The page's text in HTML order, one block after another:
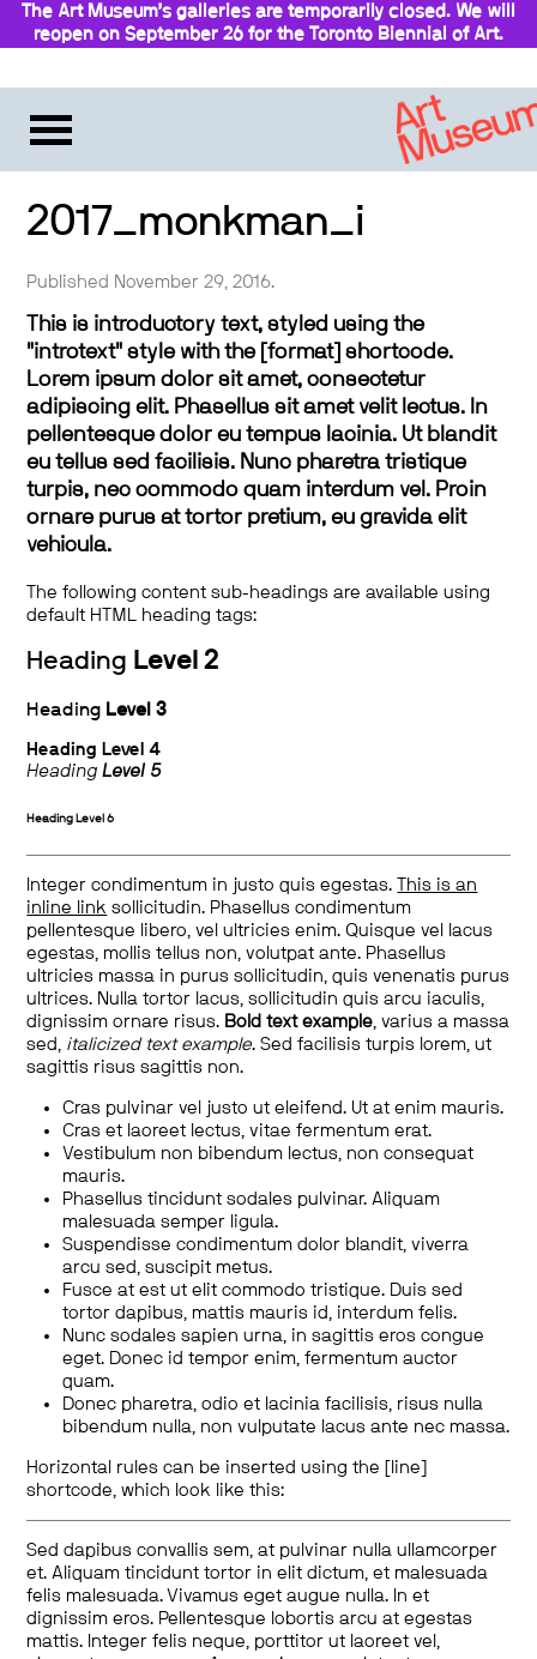
The Art Museum’s galleries are temporarily closed. We will
reopen on September 26 for the Toronto Biennial of Art.
2017_monkman_i
Published November 29, 2016.
This is introductory text, styled using the
"introtext" style with the [format] shortcode.
Lorem ipsum dolor sit amet, consectetur
adipiscing elit. Phasellus sit amet velit lectus. In
pellentesque dolor eu tempus lacinia. Ut blandit
eu tellus sed facilisis. Nunc pharetra tristique
turpis, nec commodo quam interdum vel. Proin
ornare purus at tortor pretium, eu gravida elit
vehicula.
The following content sub-headings are available using
default HTML heading tags:
Heading Level 2
Heading Level 3
Heading Level 4
HeadingLevel 5
Heading Level 6
Integer condimentum in justo quis egestas.
This is an
inline link sollicitudin. Phasellus condimentum
pellentesque libero, vel ultricies enim. Quisque vel lacus
egestas, mollis tellus non, volutpat ante. Phasellus
ultricies massa in purus sollicitudin, quis venenatis purus
ultrices. Nulla tortor lacus, sollicitudin quis arcu iaculis,
dignissim ornare risus. Bold text example, varius a massa
sed, italicized text example. Sed facilisis turpis lorem, ut
sagittis risus sagittis non.
Cras pulvinar vel justo ut eleifend. Ut at enim mauris.
Cras et laoreet lectus, vitae fermentum erat.
Vestibulum non bibendum lectus, non consequat
mauris.
Phasellus tincidunt sodales pulvinar. Aliquam
malesuada semper ligula.
Suspendisse condimentum dolor blandit, viverra
arcu sed, suscipit metus.
Fusce at est ut elit commodo tristique. Duis sed
tortor dapibus, mattis mauris id, interdum felis.
Nunc sodales sapien urna, in sagittis eros congue
eget. Donec id tempor enim, fermentum auctor
quam.
Donec pharetra, odio et lacinia facilisis, risus nulla
bibendum nulla, non vulputate lacus ante nec massa.
Horizontal rules can be inserted using the [line]
shortcode, which look like this:
Sed dapibus convallis sem, at pulvinar nulla ullamcorper
et. Aliquam tincidunt tortor in elit dictum, et malesuada
felis malesuada. Vivamus eget augue nulla. In et
dignissim eros. Pellentesque lobortis arcu at egestas
mattis. Integer felis neque, porttitor ut laoreet vel,